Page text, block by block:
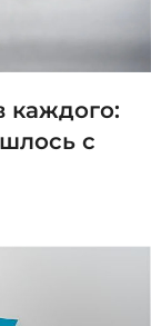
каждого:
с